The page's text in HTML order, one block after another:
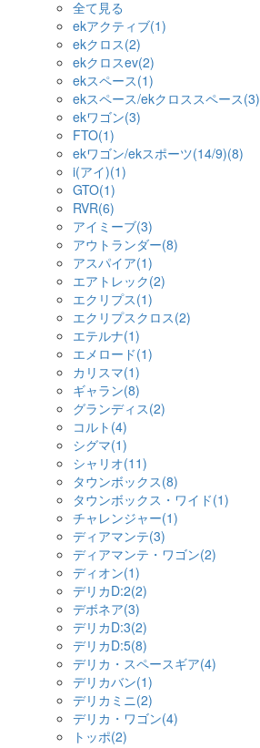
全て見る
ekアクティブ(1)
ekクロス(2)
ekクロスev(2)
ekスペース(1)
ekスペース/ekクロススペース(3)
ekワゴン(3)
FTO(1)
ekワゴン/ekスポーツ(14/9)(8)
i(アイ)(1)
GTO(1)
RVR(6)
アイミーブ(3)
アウトランダー(8)
アスパイア(1)
エアトレック(2)
エクリプス(1)
エクリプスクロス(2)
エテルナ(1)
エメロード(1)
カリスマ(1)
ギャラン(8)
グランディス(2)
コルト(4)
シグマ(1)
シャリオ(11)
タウンボックス(8)
タウンボックス・ワイド(1)
チャレンジャー(1)
ディアマンテ(3)
ディアマンテ・ワゴン(2)
ディオン(1)
デリカD:2(2)
デボネア(3)
デリカD:3(2)
デリカD:5(8)
デリカ・スペースギア(4)
デリカバン(1)
デリカミニ(2)
デリカ・ワゴン(4)
トッポ(2)